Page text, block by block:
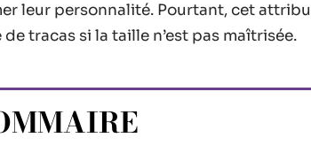
leur personnalité. Pourtant, cet
de tracas si la taille n’est pas maîtrisée.